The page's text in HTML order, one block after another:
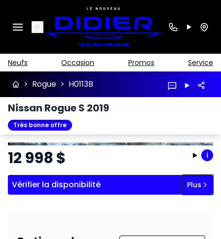
Search
Neufs Occasion Promos Service
> Rogue > H0113B
Nissan Rogue S 2019
Très bonne offre
ArrêterPrécédent
Suivant
12 998$ i
Vérifier la disponibilité Plus